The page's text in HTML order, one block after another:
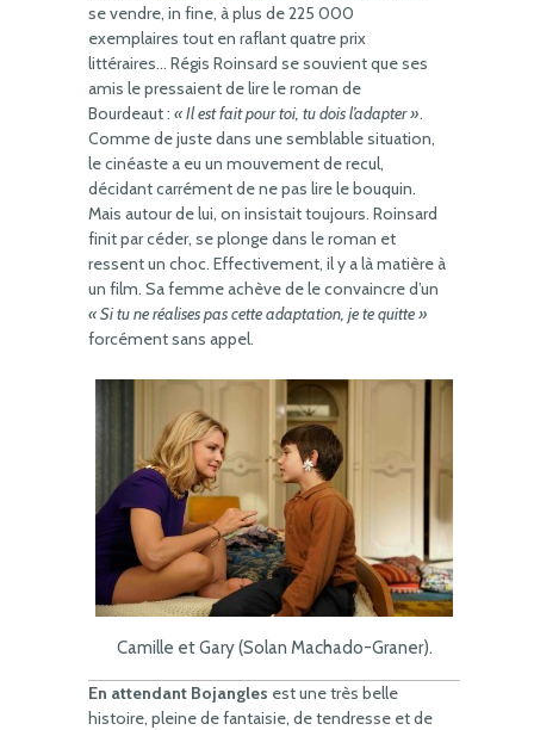
se vendre, in fine, à plus de 225 000
exemplaires tout en raflant quatre prix
littéraires… Régis Roinsard se souvient que ses
amis le pressaient de lire le roman de
Bourdeaut : « Il est fait pour toi, tu dois l’adapter ».
Comme de juste dans une semblable situation,
le cinéaste a eu un mouvement de recul,
décidant carrément de ne pas lire le bouquin.
Mais autour de lui, on insistait toujours. Roinsard
finit par céder, se plonge dans le roman et
ressent un choc. Effectivement, il y a là matière à
un film. Sa femme achève de le convaincre d’un
« Si tu ne réalises pas cette adaptation, je te quitte »
forcément sans appel.
Camille et Gary (Solan Machado-Graner).
En attendant Bojangles est une très belle
histoire, pleine de fantaisie, de tendresse et de